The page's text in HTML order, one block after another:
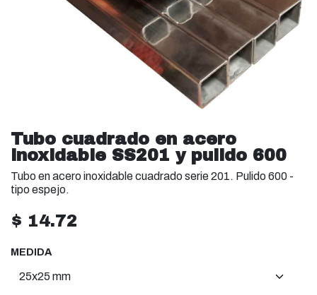
Tubo cuadrado en acero
inoxidable SS201 y pulido 600
Tubo en acero inoxidable cuadrado serie 201. Pulido 600 -
tipo espejo.
$ 14.72
MEDIDA